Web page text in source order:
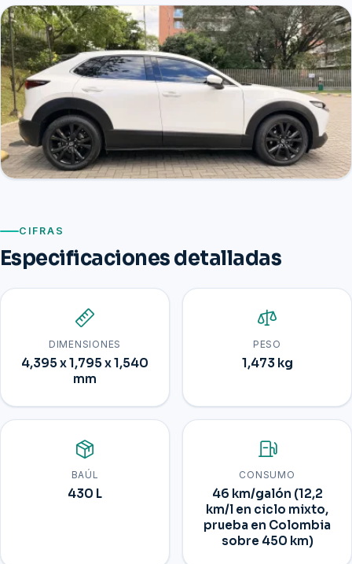
CIFRAS
Especificaciones detalladas
DIMENSIONES
4,395 x 1,795 x 1,540
mm
PESO
1,473 kg
BAÚL
430 L
CONSUMO
46 km/galón (12,2
km/l en ciclo mixto,
prueba en Colombia
sobre 450 km)